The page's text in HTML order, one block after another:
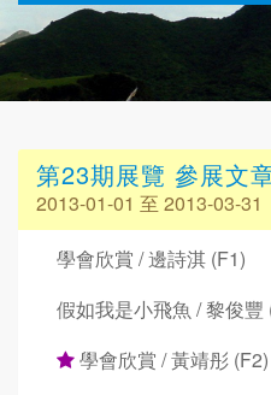
第23期展覽 參展文
2013-01-01 至 2013-03-31
學會欣賞 / 邊詩淇 (F1)
假如我是小飛魚 / 黎俊豐
學會欣賞 / 黃靖彤 (F2)